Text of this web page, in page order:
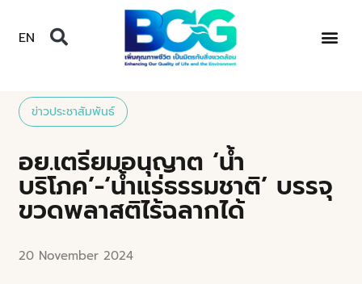
EN
ข่าวประชาสัมพันธ์
อย.เตรียมอนุญาต ‘น้ำ
บริโภค’-‘น้ำแร่ธรรมชาติ’ บรรจุ
ขวดพลาสติไร้ฉลากได้
20 November 2024